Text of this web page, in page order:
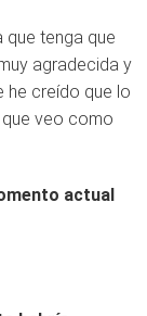
que tenga que
agradecida y
he creído que lo
veo como
actual